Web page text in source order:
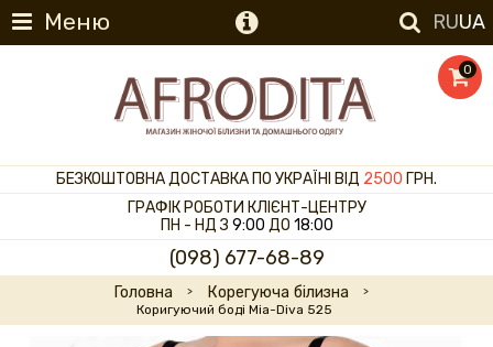
Меню RUUA
0
БЕЗКОШТОВНА ДОСТАВКА ПО УКРАЇНІ ВІД 2500 ГРН.
ГРАФІК РОБОТИ КЛІЄНТ-ЦЕНТРУ
ПН - НД З 9:00 ДО 18:00
(098) 677-68-89
Головна Корегуюча білизна
Коригуючий боді Mia-Diva 525